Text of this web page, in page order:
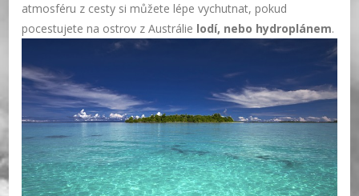
atmosféru z cesty si můžete lépe vychutnat, pokud
pocestujete na ostrov z Austrálie lodí, nebo hydroplánem.